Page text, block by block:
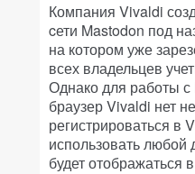
Компания Vivaldi
cети Mastodon под
на котором уже
всех владельцев
Однако для работы с
браузер Vivaldi нет
регистрироваться
использовать любой
будет отображаться